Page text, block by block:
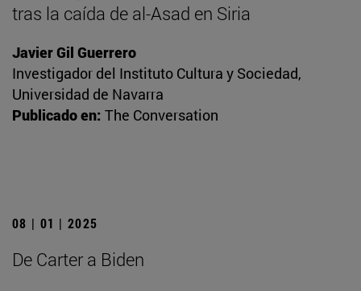
tras la caída de al-Asad en Siria
Javier Gil Guerrero
Investigador del Instituto Cultura y Sociedad,
Universidad de Navarra
Publicado en: The Conversation
08 | 01 | 2025
De Carter a Biden